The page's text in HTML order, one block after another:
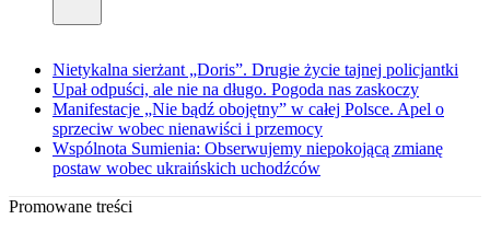
Nietykalna sierżant „Doris”. Drugie życie tajnej policjantki
Upał odpuści, ale nie na długo. Pogoda nas zaskoczy
Manifestacje „Nie bądź obojętny” w całej Polsce. Apel o
sprzeciw wobec nienawiści i przemocy
Wspólnota Sumienia: Obserwujemy niepokojącą zmianę
postaw wobec ukraińskich uchodźców
Promowane treści